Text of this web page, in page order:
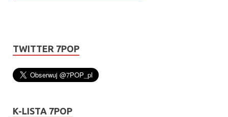
TWITTER 7POP
K-LISTA 7POP